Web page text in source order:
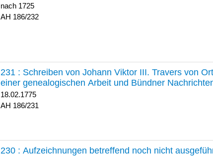
nach 1725
186/232
231 : Schreiben von Johann Viktor III. Travers von
einer genealogischen Arbeit und Bündner
18.02.1775
186/231
230 : Aufzeichnungen betreffend noch nicht